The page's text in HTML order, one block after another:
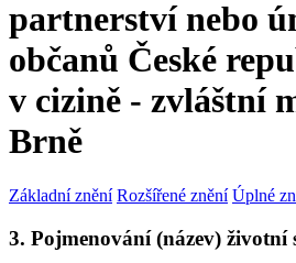
partnerství nebo
občanů České
v cizině - zvláštní
Brně
Základní znění Rozšířené znění Úplné
3. Pojmenování (název) životní